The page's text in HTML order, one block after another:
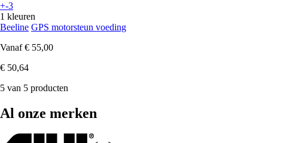
+-3
1 kleuren
Beeline GPS motorsteun voeding
Vanaf € 55,00
€ 50,64
5 van 5 producten
Al onze merken